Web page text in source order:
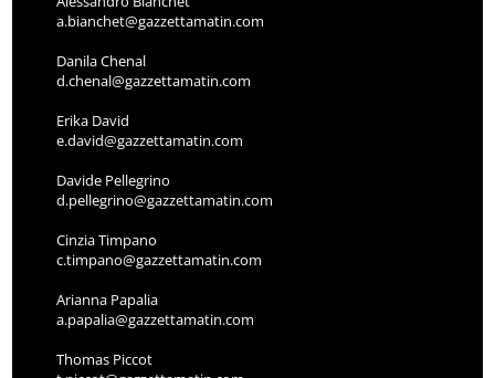
a.bianchet@gazzettamatin.com
Danila Chenal
d.chenal@gazzettamatin.com
Erika David
e.david@gazzettamatin.com
Davide Pellegrino
d.pellegrino@gazzettamatin.com
Cinzia Timpano
c.timpano@gazzettamatin.com
Arianna Papalia
a.papalia@gazzettamatin.com
Thomas Piccot